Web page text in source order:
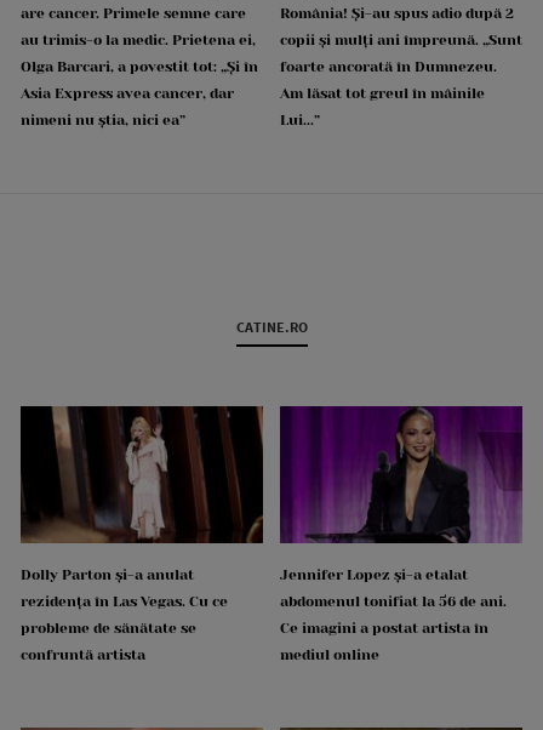
are cancer. Primele semne care
au trimis-o la medic. Prietena ei,
Olga Barcari, a povestit tot: „Și în
Asia Express avea cancer, dar
nimeni nu știa, nici ea”
România! Și-au spus adio după 2
copii și mulți ani împreună. „Sunt
foarte ancorată în Dumnezeu.
Am lăsat tot greul în mâinile
Lui...”
CATINE.RO
Dolly Parton și-a anulat
rezidența în Las Vegas. Cu ce
probleme de sănătate se
confruntă artista
Jennifer Lopez și-a etalat
abdomenul tonifiat la 56 de ani.
Ce imagini a postat artista în
mediul online